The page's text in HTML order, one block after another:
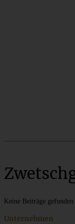
Keine Beiträge gefunden
Unternehmen